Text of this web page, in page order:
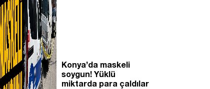
Konya’da maskeli
soygun! Yüklü
miktarda para çaldılar